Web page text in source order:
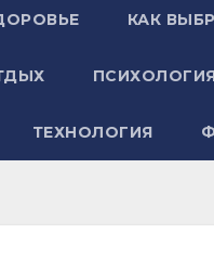
КАК
ТЕХНОЛОГИЯ